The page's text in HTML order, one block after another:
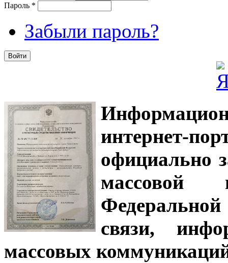
Пароль *
Забыли пароль?
интернет-
официально
связи,
массовых